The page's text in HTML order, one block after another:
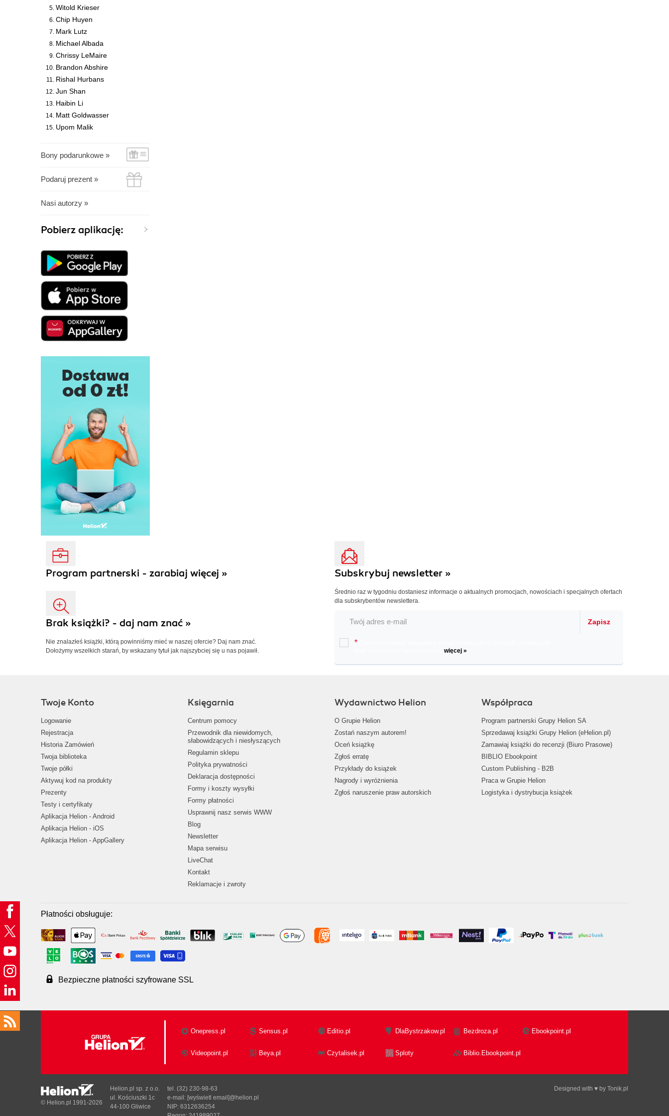
Witold Krieser
Chip Huyen
Mark Lutz
Michael Albada
Chrissy LeMaire
Brandon Abshire
Rishal Hurbans
Jun Shan
Haibin Li
Matt Goldwasser
Upom Malik
Bony podarunkowe »
Podaruj prezent »
Nasi autorzy »
Pobierz aplikację:
Program partnerski - zarabiaj więcej »
Brak książki? - daj nam znać »
Nie znalazłeś książki, którą powinniśmy mieć w naszej ofercie? Daj nam znać.
Dołożymy wszelkich starań, by wskazany tytuł jak najszybciej się u nas pojawił.
Subskrybuj newsletter »
Średnio raz w tygodniu dostaniesz informacje o aktualnych promocjach, nowościach i specjalnych ofertach
dla subskrybentów newslettera.
Zapisz
*
więcej »
Twoje Konto
Logowanie
Rejestracja
Historia Zamówień
Twoja biblioteka
Twoje półki
Aktywuj kod na produkty
Prezenty
Testy i certyfikaty
Aplikacja Helion - Android
Aplikacja Helion - iOS
Aplikacja Helion - AppGallery
Księgarnia
Centrum pomocy
Przewodnik dla niewidomych,
słabowidzących i niesłyszących
Regulamin sklepu
Polityka prywatności
Deklaracja dostępności
Formy i koszty wysyłki
Formy płatności
Usprawnij nasz serwis WWW
Blog
Newsletter
Mapa serwisu
LiveChat
Kontakt
Reklamacje i zwroty
Wydawnictwo Helion
O Grupie Helion
Zostań naszym autorem!
Oceń książkę
Zgłoś erratę
Przykłady do książek
Nagrody i wyróżnienia
Zgłoś naruszenie praw autorskich
Współpraca
Program partnerski Grupy Helion SA
Sprzedawaj książki Grupy Helion (eHelion.pl)
Zamawiaj książki do recenzji (Biuro Prasowe)
BIBLIO Ebookpoint
Custom Publishing - B2B
Praca w Grupie Helion
Logistyka i dystrybucja książek
Płatności obsługuje:
Bezpieczne płatności szyfrowane SSL
Onepress.pl Sensus.pl Editio.pl DlaBystrzakow.pl Bezdroza.pl Ebookpoint.pl
Videopoint.pl Beya.pl Czytalisek.pl Sploty Biblio.Ebookpoint.pl
Designed with ♥ by Tonik.pl
© Helion.pl 1991-2026
Helion.pl sp. z o.o.
ul. Kościuszki 1c
44-100 Gliwice
tel. (32) 230-98-63
e-mail: [wyświetl email]@helion.pl
NIP: 6312636254